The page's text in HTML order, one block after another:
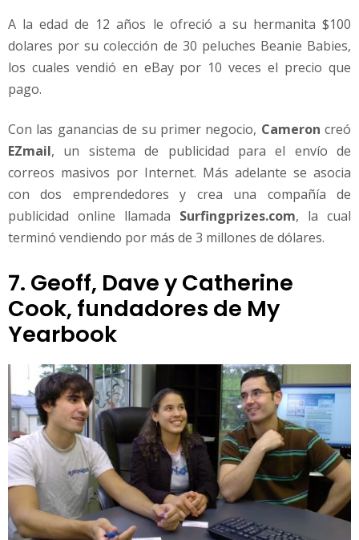
A la edad de 12 años le ofreció a su hermanita $100
dolares por su colección de 30 peluches Beanie Babies,
los cuales vendió en eBay por 10 veces el precio que
pago.
Con las ganancias de su primer negocio, Cameron creó
EZmail, un sistema de publicidad para el envío de
correos masivos por Internet. Más adelante se asocia
con dos emprendedores y crea una compañía de
publicidad online llamada Surfingprizes.com, la cual
terminó vendiendo por más de 3 millones de dólares.
7. Geoff, Dave y Catherine
Cook, fundadores de My
Yearbook